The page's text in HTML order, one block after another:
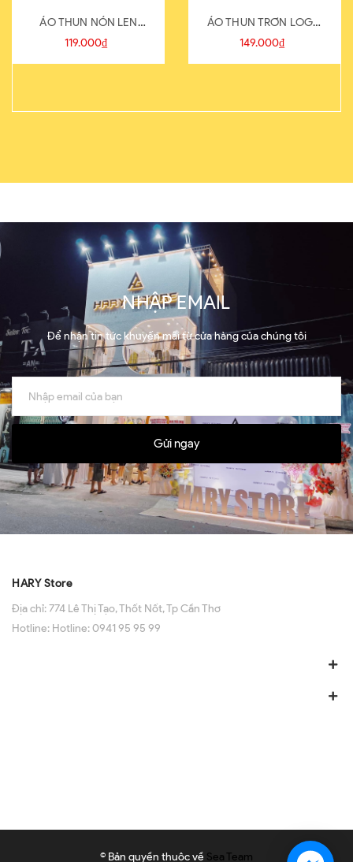
ÁO THUN NÓN LEN
821-1
119.000₫
ÁO THUN TRƠN LOGO
SAU
149.000₫
NHẬP EMAIL
Để nhận tin tức khuyến mãi từ cửa hàng của chúng tôi
Gửi ngay
HARY Store
Địa chỉ:774 Lê Thị Tạo, Thốt Nốt, Tp Cần Thơ
Hotline: Hotline: 0941 95 95 99
© Bản quyền thuộc về Sea Team